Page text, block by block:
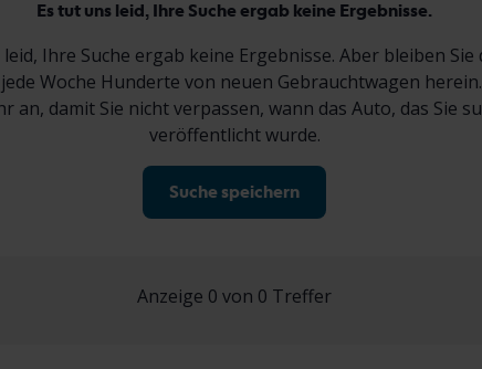
Es tut uns leid, Ihre Suche ergab keine Ergebnisse.
leid, Ihre Suche ergab keine Ergebnisse. Aber bleiben Sie
Woche Hunderte von neuen Gebrauchtwagen
an, damit Sie nicht verpassen, wann das Auto, das Sie
veröffentlicht wurde.
Suche speichern
Anzeige 0 von 0 Treffer